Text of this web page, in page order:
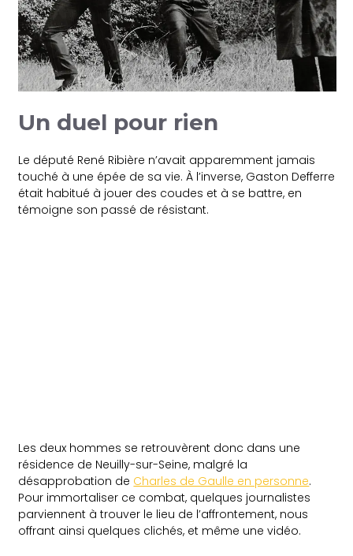
Un duel pour rien
Le député René Ribière n’avait apparemment jamais
touché à une épée de sa vie. À l’inverse, Gaston Defferre
était habitué à jouer des coudes et à se battre, en
témoigne son passé de résistant.
Les deux hommes se retrouvèrent donc dans une
résidence de Neuilly-sur-Seine, malgré la
désapprobation de Charles de Gaulle en personne.
Pour immortaliser ce combat, quelques journalistes
parviennent à trouver le lieu de l’affrontement, nous
offrant ainsi quelques clichés, et même une vidéo.